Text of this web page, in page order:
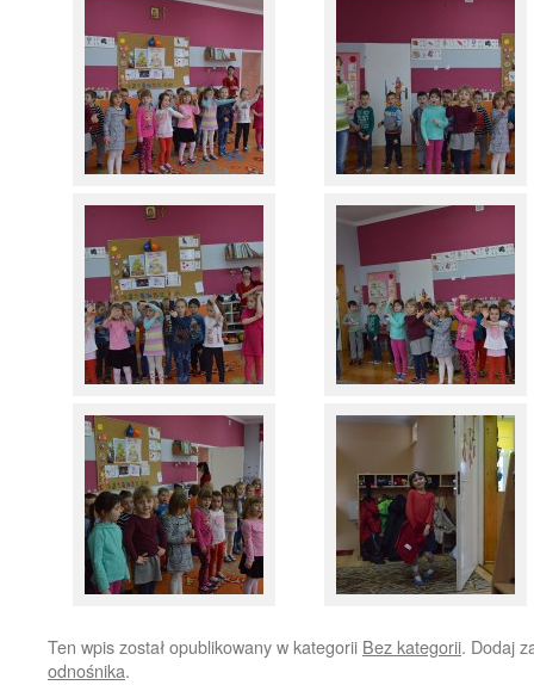
Ten wpis został opublikowany w kategorii Bez kategorii. Dodaj
odnośnika.